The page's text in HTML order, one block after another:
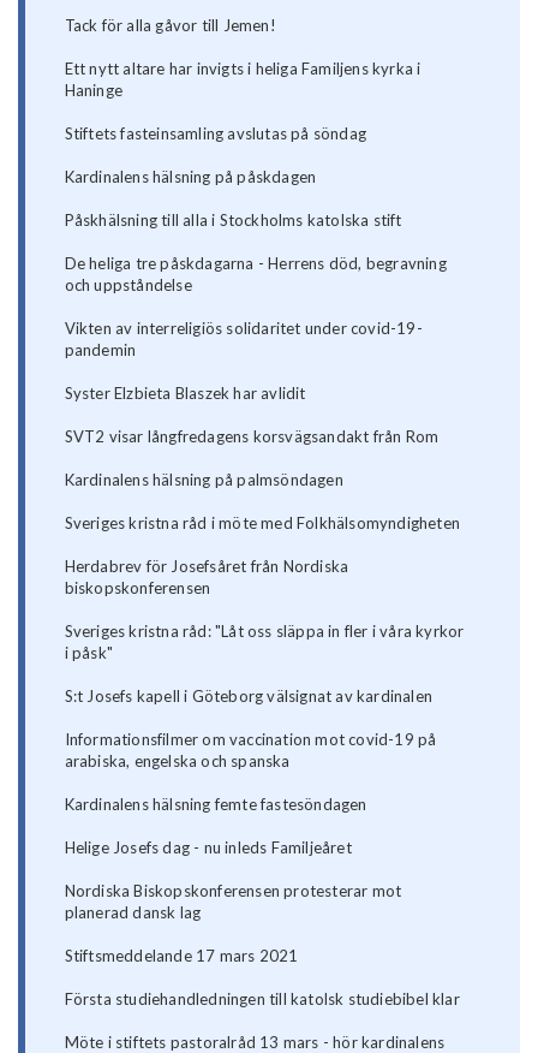
Tack för alla gåvor till Jemen!
Ett nytt altare har invigts i heliga Familjens kyrka i
Haninge
Stiftets fasteinsamling avslutas på söndag
Kardinalens hälsning på påskdagen
Påskhälsning till alla i Stockholms katolska stift
De heliga tre påskdagarna - Herrens död, begravning
och uppståndelse
Vikten av interreligiös solidaritet under covid-19-
pandemin
Syster Elzbieta Blaszek har avlidit
SVT2 visar långfredagens korsvägsandakt från Rom
Kardinalens hälsning på palmsöndagen
Sveriges kristna råd i möte med Folkhälsomyndigheten
Herdabrev för Josefsåret från Nordiska
biskopskonferensen
Sveriges kristna råd: "Låt oss släppa in fler i våra kyrkor
i påsk"
S:t Josefs kapell i Göteborg välsignat av kardinalen
Informationsfilmer om vaccination mot covid-19 på
arabiska, engelska och spanska
Kardinalens hälsning femte fastesöndagen
Helige Josefs dag - nu inleds Familjeåret
Nordiska Biskopskonferensen protesterar mot
planerad dansk lag
Stiftsmeddelande 17 mars 2021
Första studiehandledningen till katolsk studiebibel klar
Möte i stiftets pastoralråd 13 mars - hör kardinalens